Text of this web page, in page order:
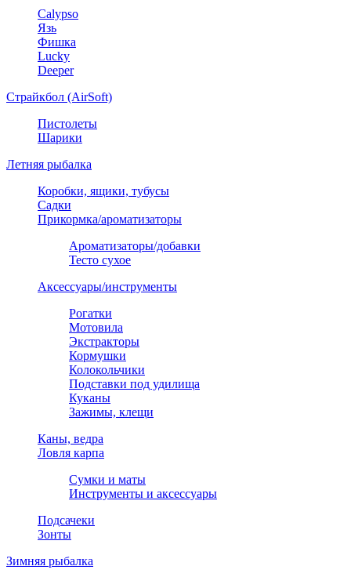
Calypso
Язь
Фишка
Lucky
Deeper
Страйкбол (AirSoft)
Пистолеты
Шарики
Летняя рыбалка
Коробки, ящики, тубусы
Садки
Прикормка/ароматизаторы
Ароматизаторы/добавки
Тесто сухое
Аксессуары/инструменты
Рогатки
Мотовила
Экстракторы
Кормушки
Колокольчики
Подставки под удилища
Куканы
Зажимы, клещи
Каны, ведра
Ловля карпа
Сумки и маты
Инструменты и аксессуары
Подсачеки
Зонты
Зимняя рыбалка